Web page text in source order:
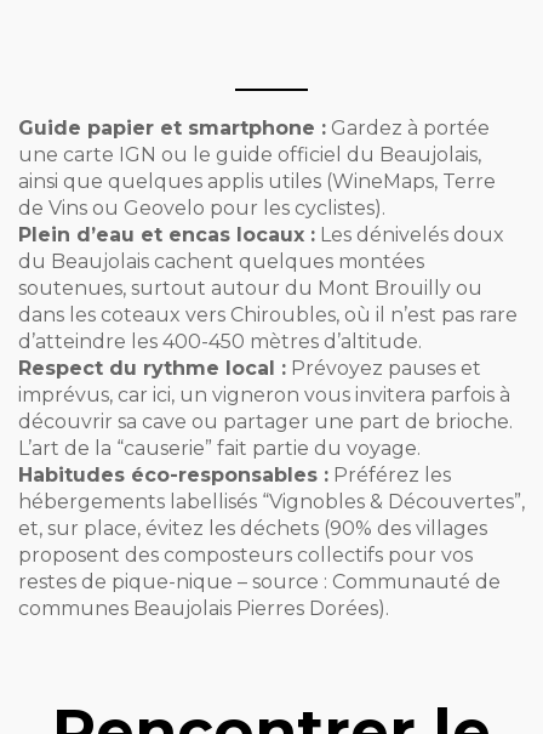
Guide papier et smartphone : Gardez à portée
une carte IGN ou le guide officiel du Beaujolais,
ainsi que quelques applis utiles (WineMaps, Terre
de Vins ou Geovelo pour les cyclistes).
Plein d’eau et encas locaux : Les dénivelés doux
du Beaujolais cachent quelques montées
soutenues, surtout autour du Mont Brouilly ou
dans les coteaux vers Chiroubles, où il n’est pas rare
d’atteindre les 400-450 mètres d’altitude.
Respect du rythme local : Prévoyez pauses et
imprévus, car ici, un vigneron vous invitera parfois à
découvrir sa cave ou partager une part de brioche.
L’art de la “causerie” fait partie du voyage.
Habitudes éco-responsables : Préférez les
hébergements labellisés “Vignobles & Découvertes”,
et, sur place, évitez les déchets (90% des villages
proposent des composteurs collectifs pour vos
restes de pique-nique – source : Communauté de
communes Beaujolais Pierres Dorées).